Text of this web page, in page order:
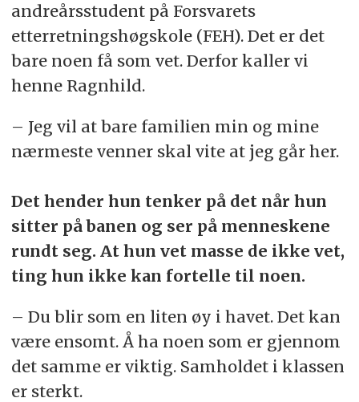
andreårsstudent på Forsvarets
etterretningshøgskole (FEH). Det er det
bare noen få som vet. Derfor kaller vi
henne Ragnhild.
– Jeg vil at bare familien min og mine
nærmeste venner skal vite at jeg går her.
Det hender hun tenker på det når hun
sitter på banen og ser på menneskene
rundt seg. At hun vet masse de ikke vet,
ting hun ikke kan fortelle til noen.
– Du blir som en liten øy i havet. Det kan
være ensomt. Å ha noen som er gjennom
det samme er viktig. Samholdet i klassen
er sterkt.